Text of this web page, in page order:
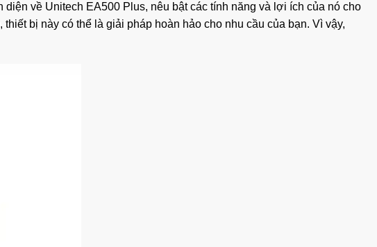
về Unitech EA500 Plus, nêu bật các tính năng và lợi ích của nó cho
bị này có thể là giải pháp hoàn hảo cho nhu cầu của bạn. Vì vậy,